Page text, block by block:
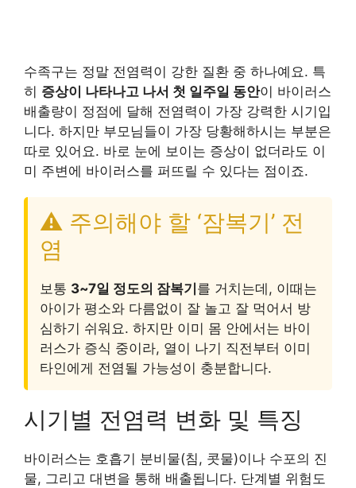
수족구는 정말 전염력이 강한 질환 중 하나예요. 특
히 증상이 나타나고 나서 첫 일주일 동안이 바이러스
배출량이 정점에 달해 전염력이 가장 강력한 시기입
니다. 하지만 부모님들이 가장 당황해하시는 부분은
따로 있어요. 바로 눈에 보이는 증상이 없더라도 이
미 주변에 바이러스를 퍼뜨릴 수 있다는 점이죠.
⚠️ 주의해야 할 ‘잠복기’ 전
염
보통 3~7일 정도의 잠복기 를 거치는데, 이때는
아이가 평소와 다름없이 잘 놀고 잘 먹어서 방
심하기 쉬워요. 하지만 이미 몸 안에서는 바이
러스가 증식 중이라, 열이 나기 직전부터 이미
타인에게 전염될 가능성이 충분합니다.
시기별 전염력 변화 및 특징
바이러스는 호흡기 분비물(침, 콧물)이나 수포의 진
물, 그리고 대변을 통해 배출됩니다. 단계별 위험도